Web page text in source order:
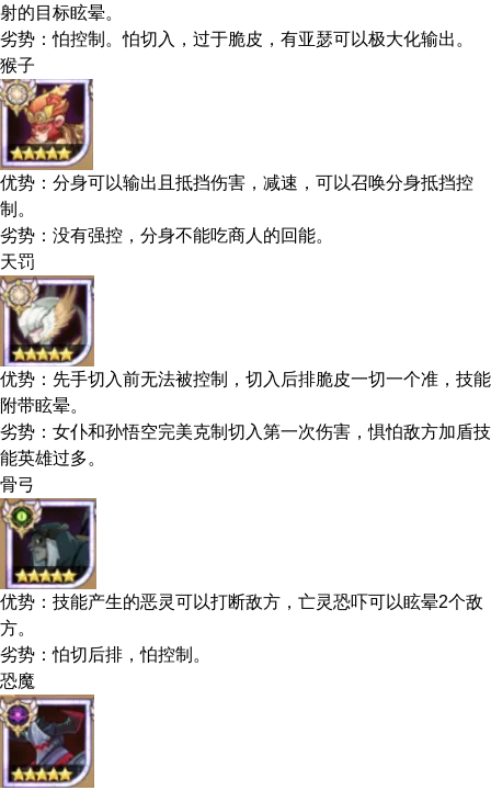
射的目标眩晕。
劣势：怕控制。怕切入，过于脆皮，有亚瑟可以极大化输出。
猴子
优势：分身可以输出且抵挡伤害，减速，可以召唤分身抵挡控
制。
劣势：没有强控，分身不能吃商人的回能。
天罚
优势：先手切入前无法被控制，切入后排脆皮一切一个准，技能
附带眩晕。
劣势：女仆和孙悟空完美克制切入第一次伤害，惧怕敌方加盾技
能英雄过多。
骨弓
优势：技能产生的恶灵可以打断敌方，亡灵恐吓可以眩晕2个敌
方。
劣势：怕切后排，怕控制。
恐魔